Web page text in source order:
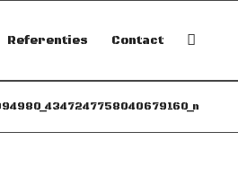
Referenties Contact